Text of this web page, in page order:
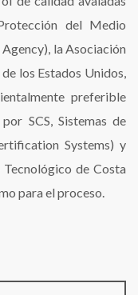
del Medio
la Asociación
los Estados Unidos,
preferible
SCS, Sistemas de
Systems) y
de Costa
para el proceso.